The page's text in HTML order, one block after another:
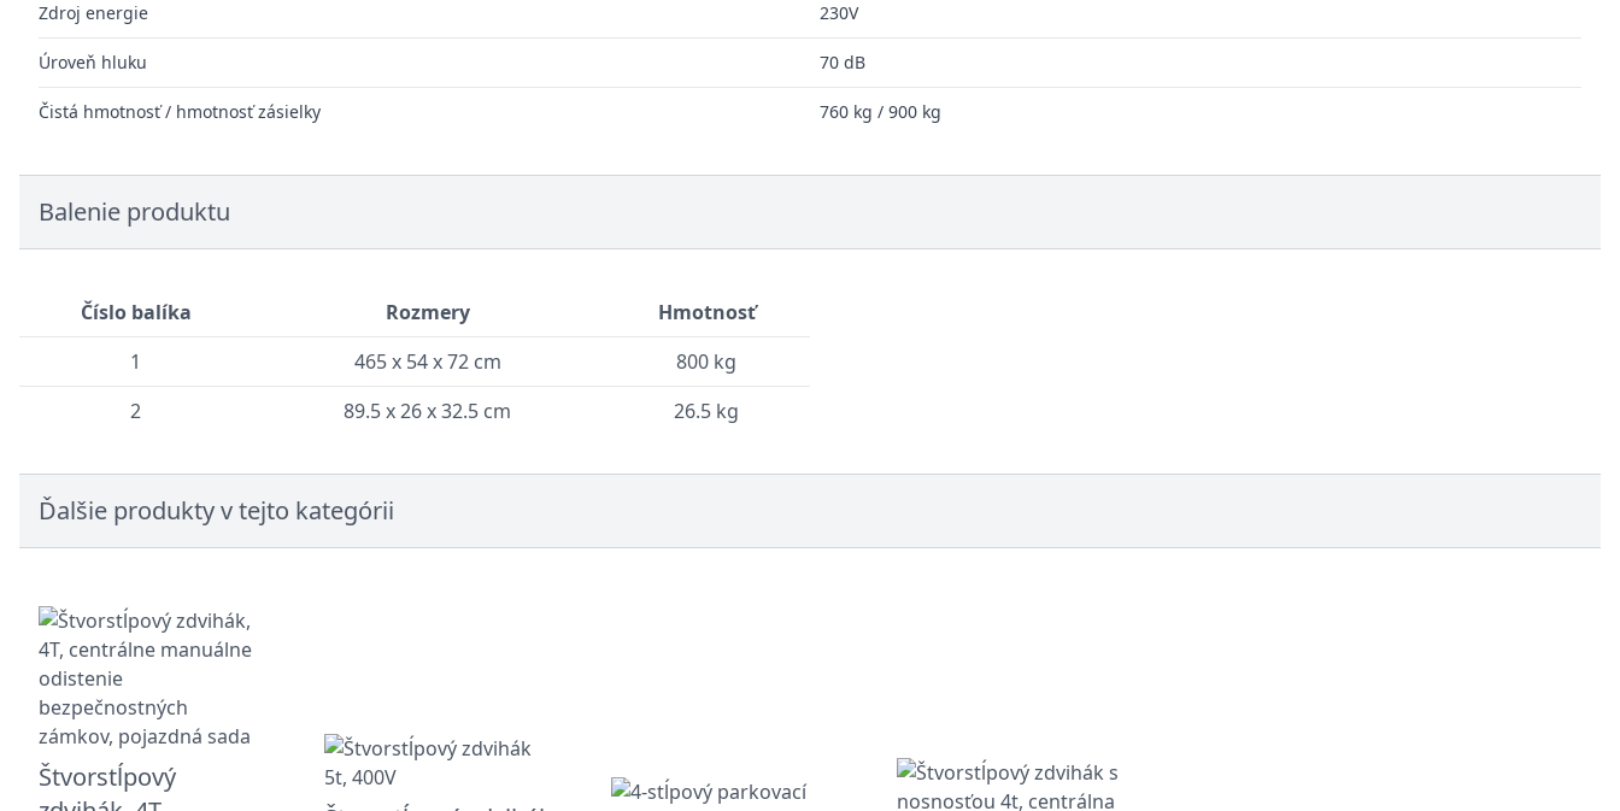
Zdroj energie 230V
Úroveň hluku 70 dB
Čistá hmotnosť / hmotnosť zásielky 760 kg / 900 kg
Balenie produktu
Číslo balíka Rozmery
Hmotnosť
1
465 x 54 x 72 cm
800 kg
2
89.5 x 26 x 32.5 cm 26.5 kg
Ďalšie produkty v tejto kategórii
Štvorstĺpový